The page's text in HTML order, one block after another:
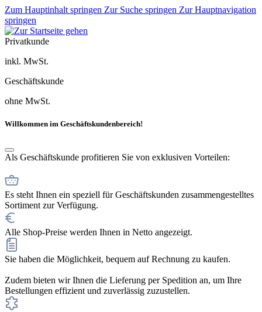
Zum Hauptinhalt springen Zur Suche springen Zur Hauptnavigation
springen
Privatkunde
inkl. MwSt.
Geschäftskunde
ohne MwSt.
Willkommen im Geschäftskundenbereich!
Als Geschäftskunde profitieren Sie von exklusiven Vorteilen:
Es steht Ihnen ein speziell für Geschäftskunden zusammengestelltes
Sortiment zur Verfügung.
Alle Shop-Preise werden Ihnen in Netto angezeigt.
Sie haben die Möglichkeit, bequem auf Rechnung zu kaufen.
Zudem bieten wir Ihnen die Lieferung per Spedition an, um Ihre
Bestellungen effizient und zuverlässig zuzustellen.